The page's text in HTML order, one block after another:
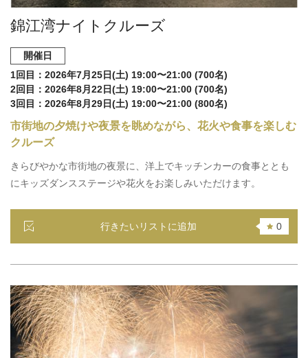
錦江湾ナイトクルーズ
開催日
1回目：2026年7月25日(土) 19:00〜21:00 (700名)
2回目：2026年8月22日(土) 19:00〜21:00 (700名)
3回目：2026年8月29日(土) 19:00〜21:00 (800名)
市街地の夕焼けや夜景を眺めながら、花火や食事を楽しむ
クルーズ
きらびやかな市街地の夜景に、洋上でキッチンカーの食事ととも
にキッズダンスステージや花火をお楽しみいただけます。
行きたいリストに追加 0